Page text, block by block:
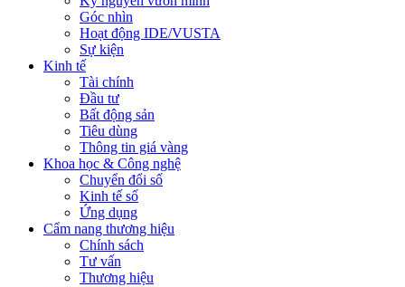
Góc nhìn
Hoạt động IDE/VUSTA
Sự kiện
Kinh tế
Tài chính
Đầu tư
Bất động sản
Tiêu dùng
Thông tin giá vàng
Khoa học & Công nghệ
Chuyển đổi số
Kinh tế số
Ứng dụng
Cẩm nang thương hiệu
Chính sách
Tư vấn
Thương hiệu